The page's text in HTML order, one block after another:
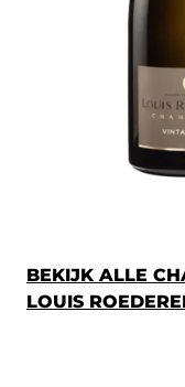
BEKIJK ALLE
LOUIS